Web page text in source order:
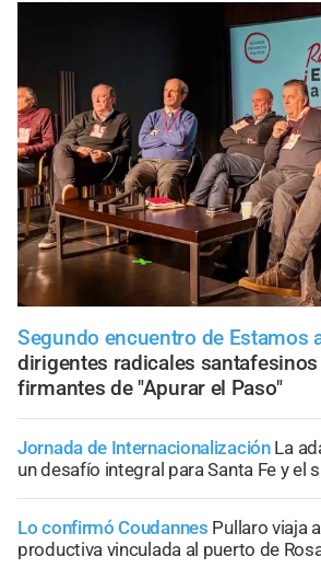
Segundo encuentro de Estamos
dirigentes radicales
firmantes de "Apurar el Paso"
Jornada de Internacionalización La
un desafío integral para Santa Fe y el
Lo confirmó Coudannes Pullaro viaja
productiva vinculada al puerto de